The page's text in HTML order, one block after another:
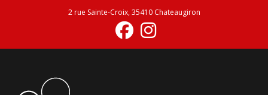
2 rue Sainte-Croix, 35410 Chateaugiron